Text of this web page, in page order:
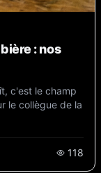
: nos
c'est le champ
le collègue de la
118